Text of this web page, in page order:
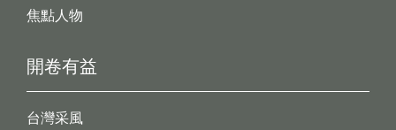
開卷有益
台灣采風
焦點人物